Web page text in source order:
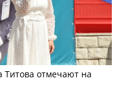
Титова отмечают на